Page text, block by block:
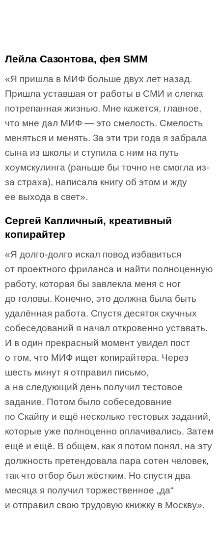
Лейла Сазонтова, фея SMM
«Я пришла в МИФ больше двух лет назад.
Пришла уставшая от работы в СМИ и слегка
потрепанная жизнью. Мне кажется, главное,
что мне дал МИФ — это смелость. Смелость
меняться и менять. За эти три года я забрала
сына из школы и ступила с ним на путь
хоумскулинга (раньше бы точно не смогла из-
за страха), написала книгу об этом и жду
ее выхода в свет».
Сергей Капличный, креативный
копирайтер
«Я долго-долго искал повод избавиться
от проектного фриланса и найти полноценную
работу, которая бы завлекла меня с ног
до головы. Конечно, это должна была быть
удалённая работа. Спустя десяток скучных
собеседований я начал откровенно уставать.
И в один прекрасный момент увидел пост
о том, что МИФ ищет копирайтера. Через
шесть минут я отправил письмо,
а на следующий день получил тестовое
задание. Потом было собеседование
по Скайпу и ещё несколько тестовых заданий,
которые уже полноценно оплачивались. Затем
ещё и ещё. В общем, как я потом понял, на эту
должность претендовала пара сотен человек,
так что отбор был жёстким. Но спустя два
месяца я получил торжественное „да“
и отправил свою трудовую книжку в Москву».